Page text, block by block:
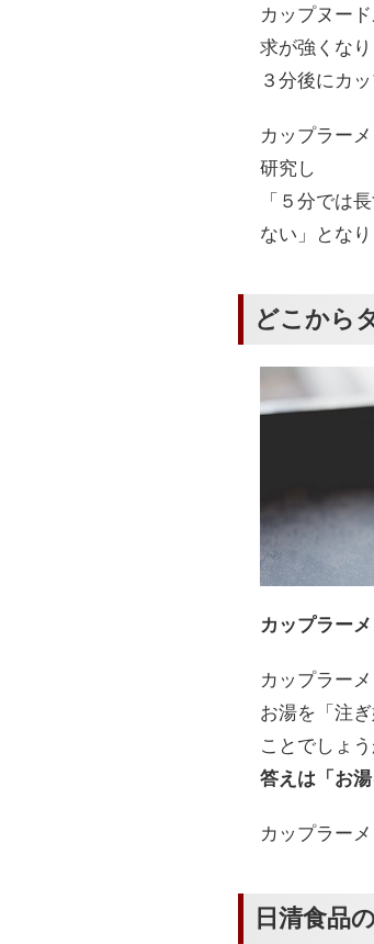
カップヌー
求が強くなり
３分後にカ
カップラー
研究し
「５分では
ない」とな
どこから
カップラー
カップラー
お湯を「注
ことでしょ
答えは「お
カップラー
日清食品